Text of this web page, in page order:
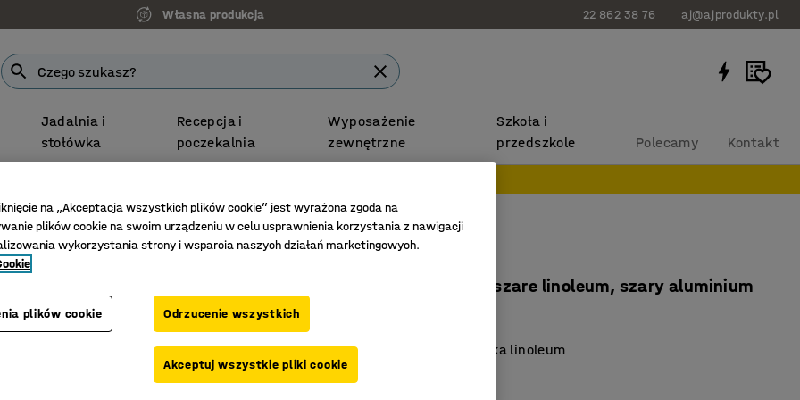
Własna produkcja 22 862 38 76 aj@ajprodukty.pl
Jadalnia i
stołówka
Recepcja i
poczekalnia
Wyposażenie
zewnętrzne
Szkoła i
przedszkole
Polecamy Kontakt
ławki szkolne Prostokątne ławki szkolne
Stół SONITUS
1400x700x600 mm, szare linoleum, szary aluminium
Przyjazne dla środowiska linoleum
Tłumi dźwięk
na „Akceptacja wszystkich plików cookie” jest wyrażona zgoda na
plików cookie na swoim urządzeniu w celu usprawnienia korzystania z nawigacji
wykorzystania strony i wsparcia naszych działań marketingowych.
plików cookie Odrzucenie wszystkich
Akceptuj wszystkie pliki cookie